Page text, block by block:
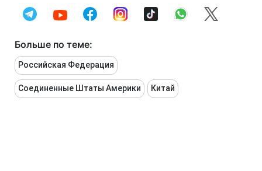
Больше по теме:
Российская Федерация
Соединенные Штаты Америки Китай